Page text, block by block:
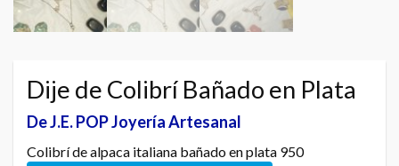
Dije de Colibrí Bañado en Plata
De J.E. POP Joyería Artesanal
Colibrí de alpaca italiana bañado en plata 950